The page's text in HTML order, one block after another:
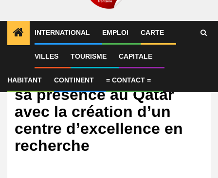
INTERNATIONAL EMPLOI CARTE
VILLES TOURISME CAPITALE
HABITANT CONTINENT = CONTACT =
International
Deutsche Bank renforce
sa présence au Qatar
avec la création d’un
centre d’excellence en
recherche